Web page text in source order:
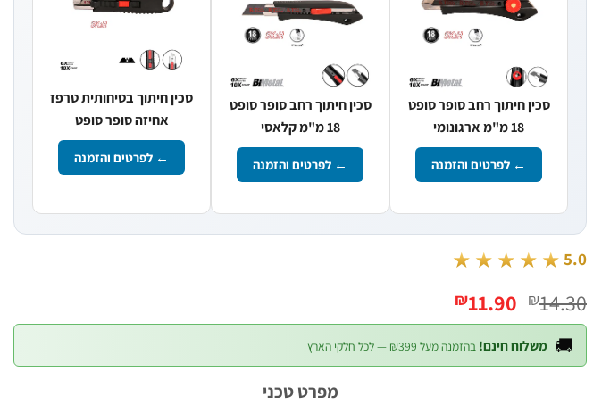
סכין חיתוך רחב סופר סופט
18 מ"מ ארגונומי
← לפרטים והזמנה
סכין חיתוך רחב סופר סופט
18 מ"מ קלאסי
← לפרטים והזמנה
סכין חיתוך בטיחותית טרפז
אחיזה סופר סופט
← לפרטים והזמנה
★★★★★ 5.0
₪14.30 המחיר
המקורי
היה:
₪14.30.
₪11.90
הנוכחי
הוא:
₪11.90.
🚚 משלוח חינם! בהזמנה מעל ₪399 — לכל חלקי הארץ
מפרט טכני